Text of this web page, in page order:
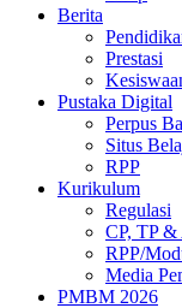
Berita
Prestasi
Pustaka Digital
Perpus
Situs
RPP
Kurikulum
Regulasi
CP, TP &
RPP/
Media
PMBM 2026